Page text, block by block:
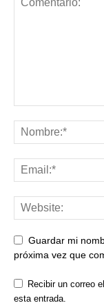
Guardar mi
próxima vez que
Recibir un correo
esta entrada.